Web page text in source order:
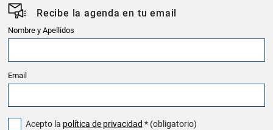
Recibe la agenda en tu email
Nombre y Apellidos
Email
Acepto la política de privacidad * (obligatorio)